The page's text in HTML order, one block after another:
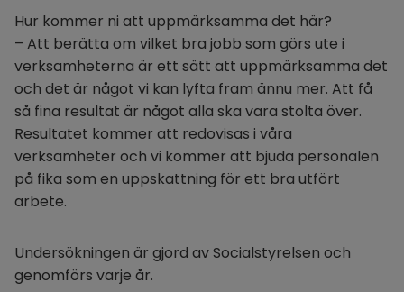
Hur kommer ni att uppmärksamma det här?
– Att berätta om vilket bra jobb som görs ute i
verksamheterna är ett sätt att uppmärksamma det
och det är något vi kan lyfta fram ännu mer. Att få
så fina resultat är något alla ska vara stolta över.
Resultatet kommer att redovisas i våra
verksamheter och vi kommer att bjuda personalen
på fika som en uppskattning för ett bra utfört
arbete.
Undersökningen är gjord av Socialstyrelsen och
genomförs varje år.